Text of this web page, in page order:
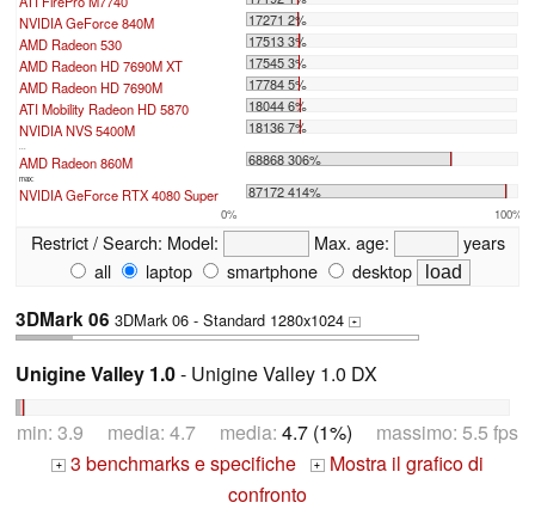
NVIDIA GeForce 840M
17271 2%
AMD Radeon 530
17513 3%
AMD Radeon HD 7690M XT
17545 3%
AMD Radeon HD 7690M
17784 5%
ATI Mobility Radeon HD 5870
18044 6%
NVIDIA NVS 5400M
18136 7%
...
AMD Radeon 860M 68868 306%
max:
NVIDIA GeForce RTX 4080 Super 87172 414%
0% 100%
Restrict / Search: Model: Max. age:
years
all
laptop smartphone desktop
3DMark 06 3DMark 06 - Standard 1280x1024 +
Unigine Valley 1.0- Unigine Valley 1.0 DX
min: 3.9 media: 4.7 media: 4.7 (1%) massimo: 5.5 fps
+ 3 benchmarks e specifiche + Mostra il grafico di
confronto